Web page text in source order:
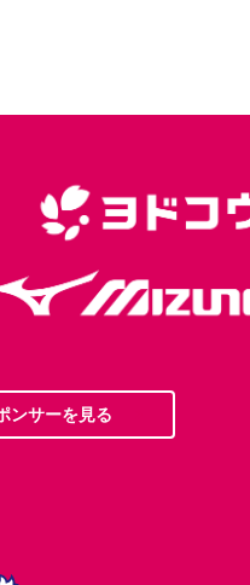
ンサーを見る